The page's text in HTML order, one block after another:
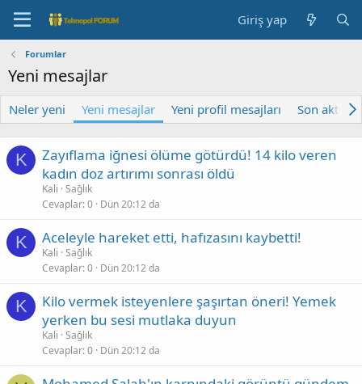
Giriş yap
Forumlar
Yeni mesajlar
Neler yeni Yeni mesajlar Yeni profil mesajları Son aktivite
K
Zayıflama iğnesi ölüme götürdü! 14 kilo veren
kadın doz artırımı sonrası öldü
Kali Sağlık
Cevaplar 0 Dün 20:12 da
K Aceleyle hareket etti, hafızasını kaybetti!
Kali Sağlık
Cevaplar 0 Dün 20:12 da
K
Kilo vermek isteyenlere şaşırtan öneri! Yemek
yerken bu sesi mutlaka duyun
Kali Sağlık
Cevaplar 0 Dün 20:12 da